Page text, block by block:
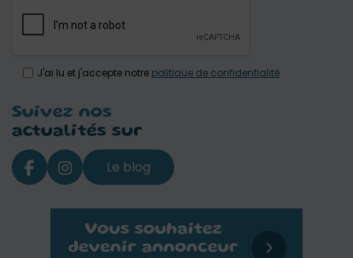
J'ai lu et j'accepte notre politique de confidentialité
Suivez nos
actualités sur
Le blog